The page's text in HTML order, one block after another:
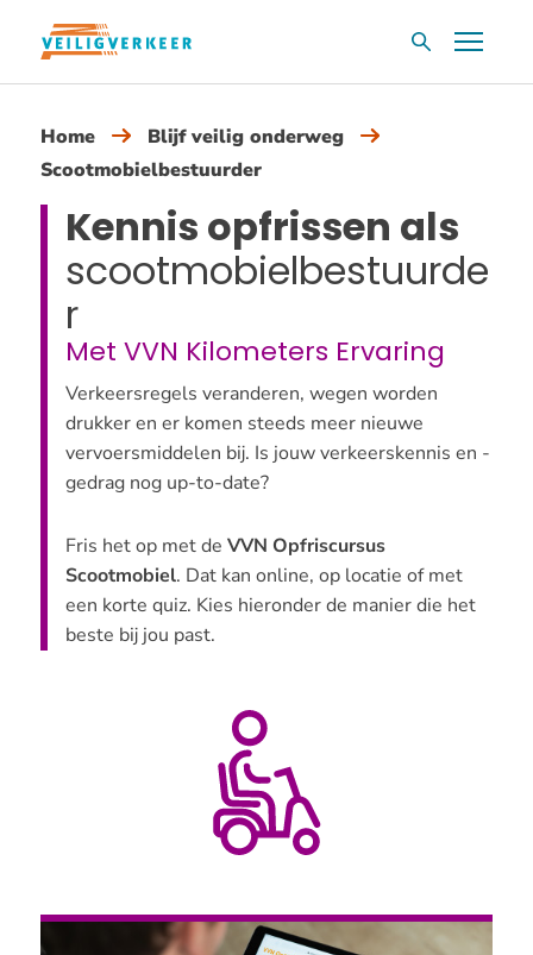
Overslaan
inhoud
ZoekvakMenu
Home
Blijf veilig onderweg
Scootmobielbestuurder
Kennis opfrissen als
scootmobielbestuurde
r
Met VVN Kilometers Ervaring
Verkeersregels veranderen, wegen worden
drukker en er komen steeds meer nieuwe
vervoersmiddelen bij. Is jouw verkeerskennis en -
gedrag nog up-to-date?
Fris het op met de VVN Opfriscursus
Scootmobiel. Dat kan online, op locatie of met
een korte quiz. Kies hieronder de manier die het
beste bij jou past.
Producten